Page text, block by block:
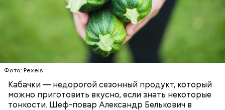
Фото: Pexels
Кабачки — недорогой сезонный продукт, который
можно приготовить вкусно, если знать некоторые
тонкости. Шеф-повар Александр Белькович в